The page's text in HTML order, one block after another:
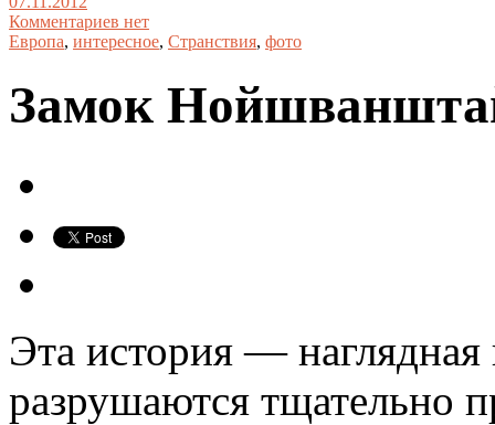
Комментариев нет
Европа, интересное, Странствия, фото
Замок
Эта история — наглядная
разрушаются тщательно